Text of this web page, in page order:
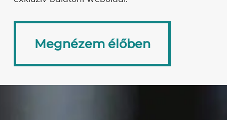
Megnézem élőben
Megnézem élőben